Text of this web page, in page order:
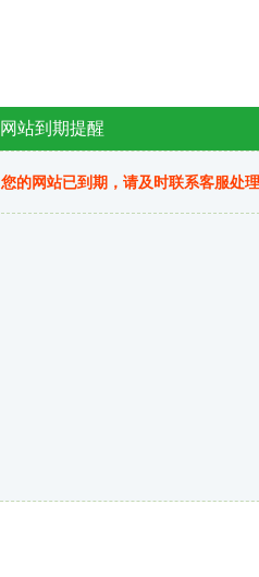
网站到期提醒
您的网站已到期，请及时联系客服处理